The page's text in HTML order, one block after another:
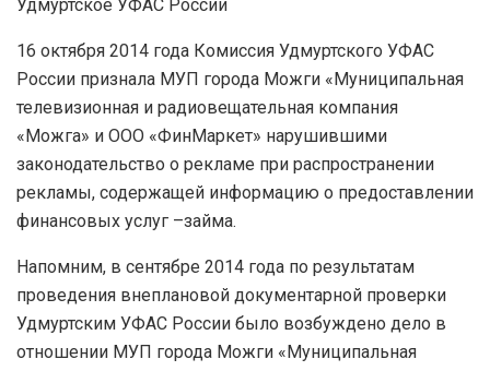
Удмуртское УФАС России
16 октября 2014 года Комиссия Удмуртского УФАС
России признала МУП города Можги «Муниципальная
телевизионная и радиовещательная компания
«Можга» и ООО «ФинМаркет» нарушившими
законодательство о рекламе при распространении
рекламы, содержащей информацию о предоставлении
финансовых услуг –займа.
Напомним, в сентябре 2014 года по результатам
проведения внеплановой документарной проверки
Удмуртским УФАС России было возбуждено дело в
отношении МУП города Можги «Муниципальная